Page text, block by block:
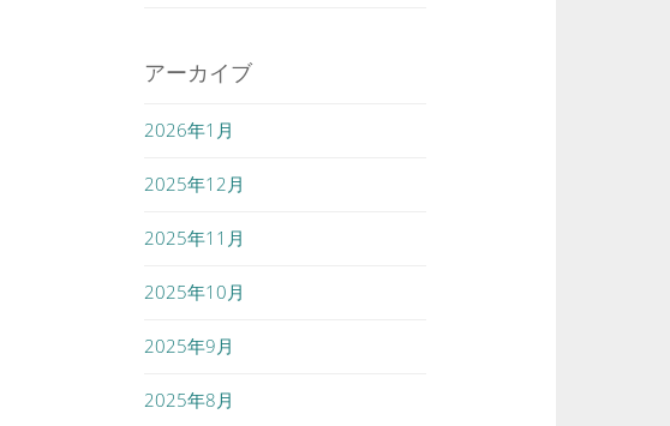
アーカイブ
2026年1月
2025年12月
2025年11月
2025年10月
2025年9月
2025年8月